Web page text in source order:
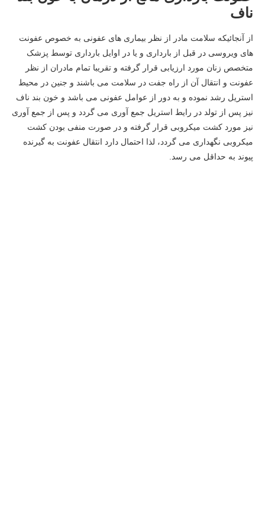
ناف
از آنجائیکه سلامت مادر از نظر بیماری های عفونی به خصوص عفونت
های ویروسی در قبل از بارداری و یا در اوایل بارداری توسط پزشک
متخصص زنان مورد ارزیابی قرار گرفته و تقریبا تمام مادران از نظر
عفونت و انتقال آن از راه جفت در سلامت می باشند و جنین در محیط
استریل رشد نموده و به دور از عوامل عفونی می باشد و خون بند ناف
نیز پس از تولد در رایط استریل جمع آوری می گردد و پس از جمع آوری
نیز مورد کشت میکروبی قرار گرفته و در صورت منفی بودن کشت
میکروبی نگهداری می گردد، لذا احتمال دارد انتقال عفونت به گیرنده
پیوند به حداقل می رسد.